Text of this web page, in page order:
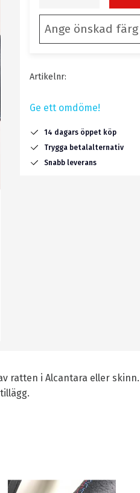
Artikelnr
Ge ett omdöme!
14 dagars öppet köp
Trygga betalalternativ
Snabb leverans
ratten i Alcantara eller skinn.